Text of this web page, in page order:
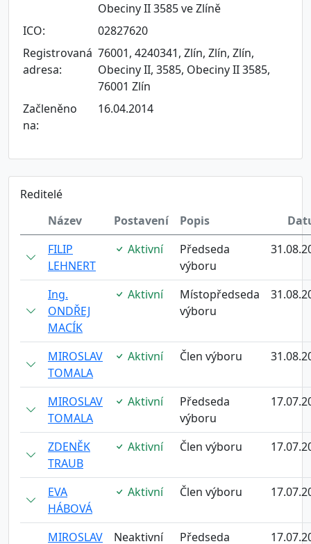
Obeciny II 3585 ve Zlíně
ICO:
02827620
Registrovaná
adresa:
76001, 4240341, Zlín, Zlín, Zlín,
Obeciny II, 3585, Obeciny II 3585,
76001 Zlín
Začleněno
na:
16.04.2014
Reditelé
Název
Postavení Popis
FILIP
LEHNERT
Aktivní
Předseda
výboru
Ing.
ONDŘEJ
MACÍK
Aktivní
Místopředseda
výboru
MIROSLAV
TOMALA
Aktivní Člen výboru
MIROSLAV
TOMALA
Aktivní
Předseda
výboru
ZDENĚK
TRAUB
Aktivní Člen výboru
EVA
HÁBOVÁ
Aktivní Člen výboru
MIROSLAV
Neaktivní
Předseda